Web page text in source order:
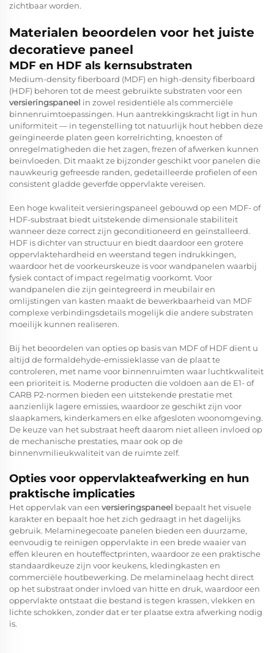
zichtbaar worden.
Materialen beoordelen voor het juiste
decoratieve paneel
MDF en HDF als kernsubstraten
Medium-density fiberboard (MDF) en high-density fiberboard
(HDF) behoren tot de meest gebruikte substraten voor een
versieringspaneel in zowel residentiële als commerciële
binnenruimtoepassingen. Hun aantrekkingskracht ligt in hun
uniformiteit — in tegenstelling tot natuurlijk hout hebben deze
geïngineerde platen geen korrelrichting, knoesten of
onregelmatigheden die het zagen, frezen of afwerken kunnen
beïnvloeden. Dit maakt ze bijzonder geschikt voor panelen die
nauwkeurig gefreesde randen, gedetailleerde profielen of een
consistent gladde geverfde oppervlakte vereisen.
Een hoge kwaliteitversieringspaneel gebouwd op een MDF- of
HDF-substraat biedt uitstekende dimensionale stabiliteit
wanneer deze correct zijn geconditioneerd en geïnstalleerd.
HDF is dichter van structuur en biedt daardoor een grotere
oppervlaktehardheid en weerstand tegen indrukkingen,
waardoor het de voorkeurskeuze is voor wandpanelen waarbij
fysiek contact of impact regelmatig voorkomt. Voor
wandpanelen die zijn geïntegreerd in meubilair en
omlijstingen van kasten maakt de bewerkbaarheid van MDF
complexe verbindingsdetails mogelijk die andere substraten
moeilijk kunnen realiseren.
Bij het beoordelen van opties op basis van MDF of HDF dient u
altijd de formaldehyde-emissieklasse van de plaat te
controleren, met name voor binnenruimten waar luchtkwaliteit
een prioriteit is. Moderne producten die voldoen aan de E1- of
CARB P2-normen bieden een uitstekende prestatie met
aanzienlijk lagere emissies, waardoor ze geschikt zijn voor
slaapkamers, kinderkamers en elke afgesloten woonomgeving.
De keuze van het substraat heeft daarom niet alleen invloed op
de mechanische prestaties, maar ook op de
binnenvmilieukwaliteit van de ruimte zelf.
Opties voor oppervlakteafwerking en hun
praktische implicaties
Het oppervlak van een versieringspaneel bepaalt het visuele
karakter en bepaalt hoe het zich gedraagt in het dagelijks
gebruik. Melaminegecoate panelen bieden een duurzame,
eenvoudig te reinigen oppervlakte in een brede waaier van
effen kleuren en houteffectprinten, waardoor ze een praktische
standaardkeuze zijn voor keukens, kledingkasten en
commerciële houtbewerking. De melaminelaag hecht direct
op het substraat onder invloed van hitte en druk, waardoor een
oppervlakte ontstaat die bestand is tegen krassen, vlekken en
lichte schokken, zonder dat er ter plaatse extra afwerking nodig
is.